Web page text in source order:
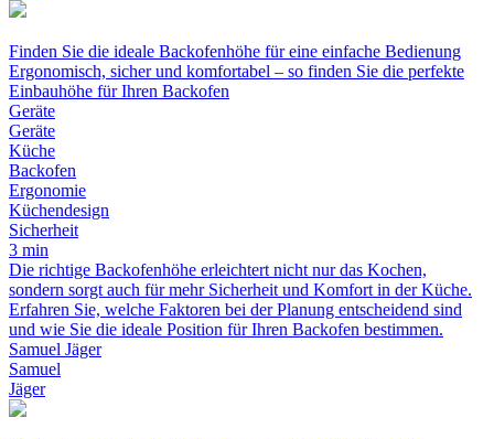
Finden Sie die ideale Backofenhöhe für eine einfache Bedienung
Ergonomisch, sicher und komfortabel – so finden Sie die perfekte
Einbauhöhe für Ihren Backofen
Geräte
Geräte
Küche
Backofen
Ergonomie
Küchendesign
Sicherheit
3 min
Die richtige Backofenhöhe erleichtert nicht nur das Kochen,
sondern sorgt auch für mehr Sicherheit und Komfort in der Küche.
Erfahren Sie, welche Faktoren bei der Planung entscheidend sind
und wie Sie die ideale Position für Ihren Backofen bestimmen.
Samuel Jäger
Samuel
Jäger